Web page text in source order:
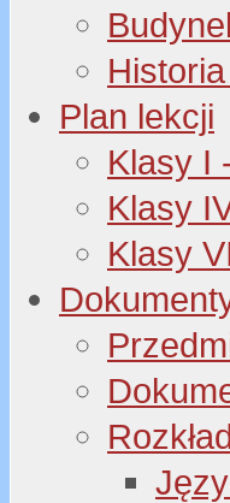
Plan lekcji
Klasy I
Klasy
Klasy